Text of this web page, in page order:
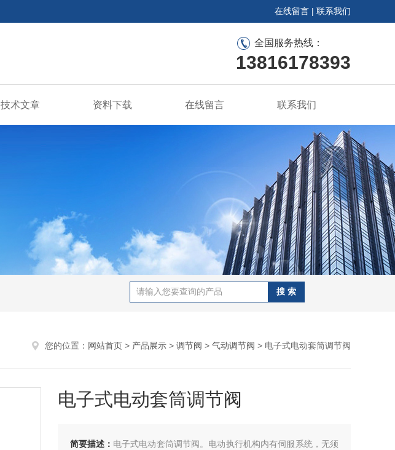
在线留言 | 联系我们
全国服务热线：
13816178393
技术文章 资料下载 在线留言 联系我们
您的位置： 网站首页 > 产品展示 > 调节阀 > 气动调节阀 > 电子式电动套筒调节阀
电子式电动套筒调节阀
简要描述： 电子式电动套筒调节阀。电动执行机构内有伺服系统，无须